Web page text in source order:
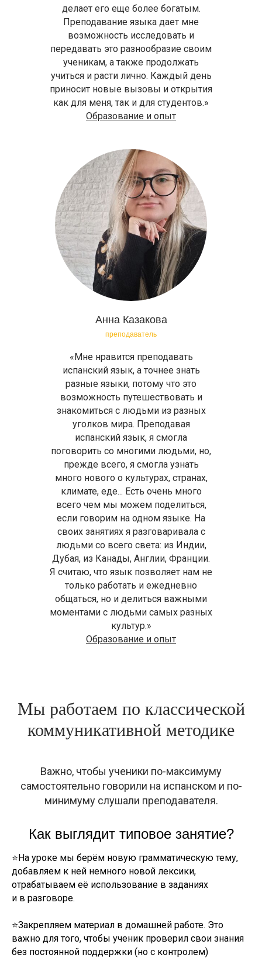
делает его еще более богатым.
Преподавание языка дает мне
возможность исследовать и
передавать это разнообразие своим
ученикам, а также продолжать
учиться и расти лично. Каждый день
приносит новые вызовы и открытия
как для меня, так и для студентов.»
Образование и опыт
Анна Казакова
преподаватель
«Мне нравится преподавать
испанский язык, а точнее знать
разные языки, потому что это
возможность путешествовать и
знакомиться с людьми из разных
уголков мира. Преподавая
испанский язык, я смогла
поговорить со многими людьми, но,
прежде всего, я смогла узнать
много нового о культурах, странах,
климате, еде... Есть очень много
всего чем мы можем поделиться,
если говорим на одном языке. На
своих занятиях я разговаривала с
людьми со всего света: из Индии,
Дубая, из Канады, Англии, Франции.
Я считаю, что язык позволяет нам не
только работать и ежедневно
общаться, но и делиться важными
моментами с людьми самых разных
культур.»
Образование и опыт
Мы работаем по классической
коммуникативной методике
Важно, чтобы ученики по-максимуму
самостоятельно говорили на испанском и по-
минимуму слушали преподавателя.
Как выглядит типовое занятие?
⭐На уроке мы берём новую грамматическую тему,
добавляем к ней немного новой лексики,
отрабатываем её использование в заданиях
и в разговоре.
⭐Закрепляем материал в домашней работе. Это
важно для того, чтобы ученик проверил свои знания
без постоянной поддержки (но с контролем)